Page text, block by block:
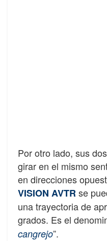
Por otro lado, sus
girar en el mismo
en direcciones
VISION AVTRse
una trayectoria de
grados. Es el
cangrejo”.